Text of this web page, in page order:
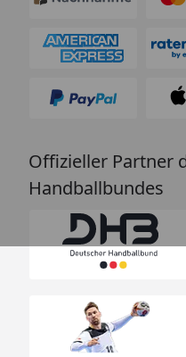
Offizieller Partner
Handballbundes